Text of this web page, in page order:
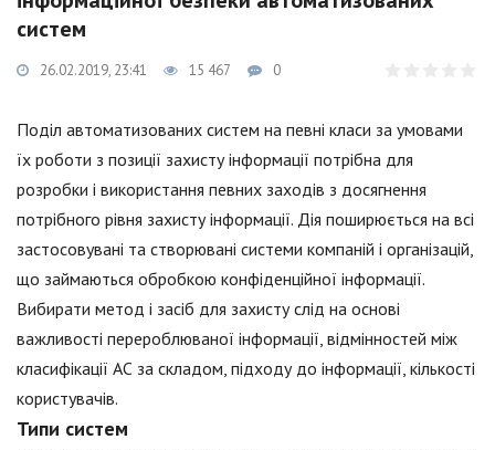
систем
26.02.2019, 23:41 15 467 0
Поділ автоматизованих систем на певні класи за умовами
їх роботи з позиції захисту інформації потрібна для
розробки і використання певних заходів з досягнення
потрібного рівня захисту інформації. Дія поширюється на всі
застосовувані та створювані системи компаній і організацій,
що займаються обробкою конфіденційної інформації.
Вибирати метод і засіб для захисту слід на основі
важливості перероблюваної інформації, відмінностей між
класифікації АС за складом, підходу до інформації, кількості
користувачів.
Типи систем